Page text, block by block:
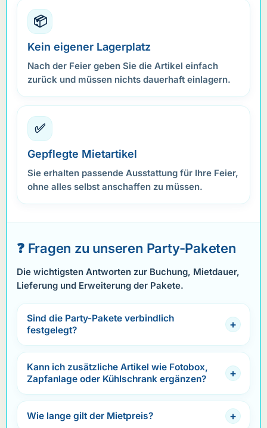
📦
Kein eigener Lagerplatz
Nach der Feier geben Sie die Artikel einfach
zurück und müssen nichts dauerhaft einlagern.
✅
Gepflegte Mietartikel
Sie erhalten passende Ausstattung für Ihre Feier,
ohne alles selbst anschaffen zu müssen.
❓ Fragen zu unseren Party-Paketen
Die wichtigsten Antworten zur Buchung, Mietdauer,
Lieferung und Erweiterung der Pakete.
Sind die Party-Pakete verbindlich
festgelegt?
Kann ich zusätzliche Artikel wie Fotobox,
Zapfanlage oder Kühlschrank ergänzen?
Wie lange gilt der Mietpreis?